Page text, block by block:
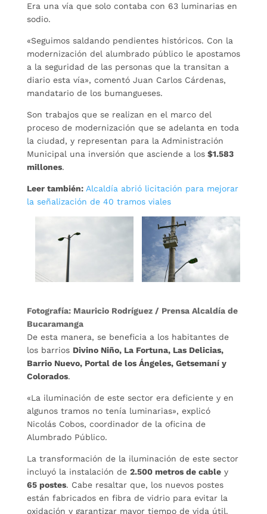
Era una vía que solo contaba con 63 luminarias en
sodio.
«Seguimos saldando pendientes históricos. Con la
modernización del alumbrado público le apostamos
a la seguridad de las personas que la transitan a
diario esta vía», comentó Juan Carlos Cárdenas,
mandatario de los bumangueses.
Son trabajos que se realizan en el marco del
proceso de modernización que se adelanta en toda
la ciudad, y representan para la Administración
Municipal una inversión que asciende a los$1.583
millones.
Leer también: Alcaldía abrió licitación para mejorar
la señalización de 40 tramos viales
Fotografía: Mauricio Rodríguez / Prensa Alcaldía de
Bucaramanga
De esta manera, se beneficia a los habitantes de
los barrios Divino Niño, La Fortuna, Las Delicias,
Barrio Nuevo, Portal de los Ángeles, Getsemaní y
Colorados.
«La iluminación de este sector era deficiente y en
algunos tramos no tenía luminarias», explicó
Nicolás Cobos, coordinador de la oficina de
Alumbrado Público.
La transformación de la iluminación de este sector
incluyó la instalación de 2.500 metros de cabley
65 postes. Cabe resaltar que, los nuevos postes
están fabricados en fibra de vidrio para evitar la
oxidación y garantizar mayor tiempo de vida útil.